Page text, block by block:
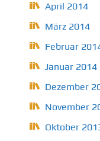
April 2014
März 2014
Februar
Januar 2014
Dezember
November
Oktober